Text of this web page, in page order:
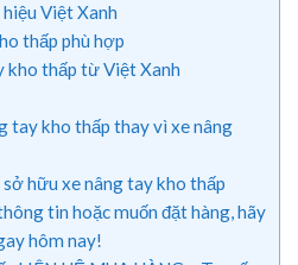
Việt Xanh
thấp phù hợp
kho thấp từ Việt Xanh
tay kho thấp thay vì xe nâng
hữu xe nâng tay kho thấp
tin hoặc muốn đặt hàng, hãy
hôm nay!